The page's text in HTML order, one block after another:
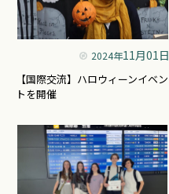
2024年11月01日
【国際交流】ハロウィーンイベン
トを開催